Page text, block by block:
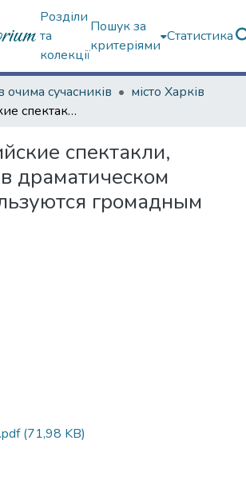
Розділи
та
колекції
Пошук за
критеріями
Статистика
очима сучасників
місто Харків
Малороссийские спектакли, даваемые в драматическом театре, пользуются громадным успехом
спектакли,
драматическом
громадным
(71,98 KB)